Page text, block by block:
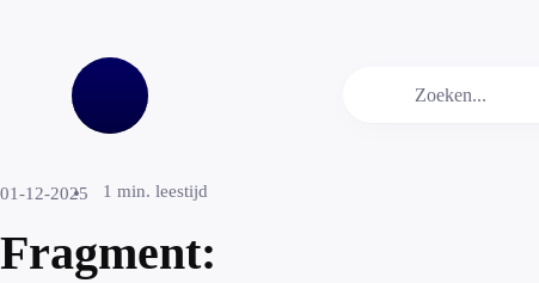
01-12-2025 1 min. leestijd
Fragment: